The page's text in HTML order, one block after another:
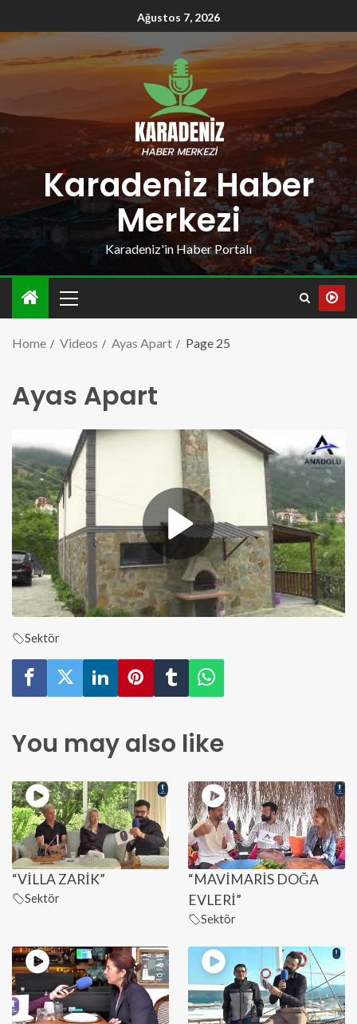
Ağustos 7, 2026
Karadeniz Haber
Merkezi
Karadeniz'in Haber Portalı
Home Videos Ayas Apart Page 25
Ayas Apart
Sektör
You may also like
“VİLLA ZARİK”
Sektör
“MAVİMARİS DOĞA
EVLERİ”
Sektör